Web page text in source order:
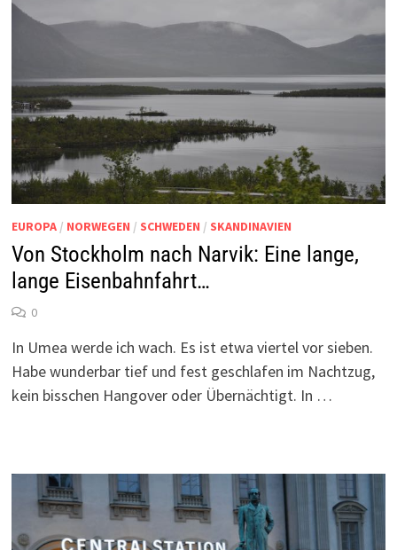
EUROPA/ NORWEGEN / SCHWEDEN / SKANDINAVIEN
Von Stockholm nach Narvik: Eine lange,
lange Eisenbahnfahrt…
0
In Umea werde ich wach. Es ist etwa viertel vor sieben.
Habe wunderbar tief und fest geschlafen im Nachtzug,
kein bisschen Hangover oder Übernächtigt. In …